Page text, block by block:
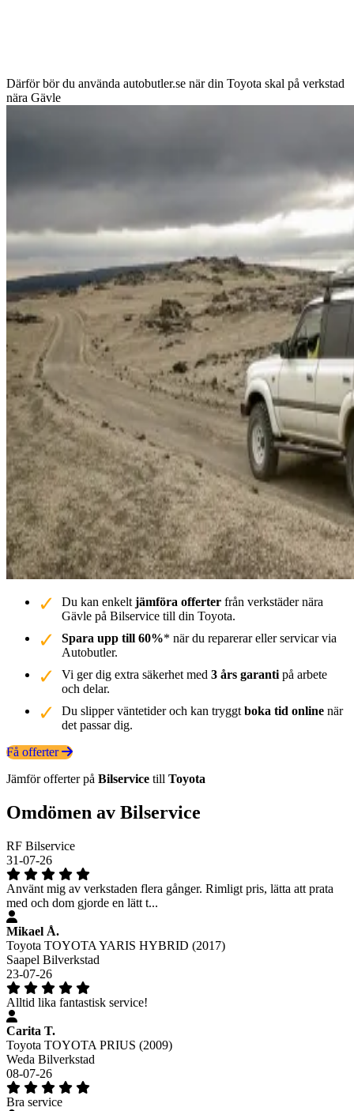
Därför bör du använda autobutler.se när din Toyota skal på verkstad
nära Gävle
Du kan enkelt jämföra offerter från verkstäder nära
Gävle på Bilservice till din Toyota.
Spara upp till 60%* när du reparerar eller servicar via
Autobutler.
Vi ger dig extra säkerhet med 3 års garanti på arbete
och delar.
Du slipper väntetider och kan tryggt boka tid online när
det passar dig.
Få offerter
Jämför offerter på Bilservice till Toyota
Omdömen av Bilservice
RF Bilservice
31-07-26
Använt mig av verkstaden flera gånger. Rimligt pris, lätta att prata
med och dom gjorde en lätt t...
Mikael Å.
Toyota TOYOTA YARIS HYBRID (2017)
Saapel Bilverkstad
23-07-26
Alltid lika fantastisk service!
Carita T.
Toyota TOYOTA PRIUS (2009)
Weda Bilverkstad
08-07-26
Bra service